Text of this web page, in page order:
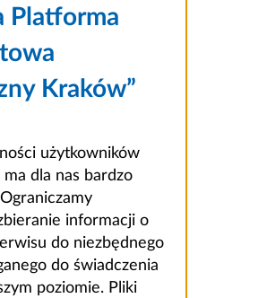
Platforma
Kraków”
użytkowników
dla nas bardzo
informacji o
do niezbędnego
do świadczenia
poziomie. Pliki